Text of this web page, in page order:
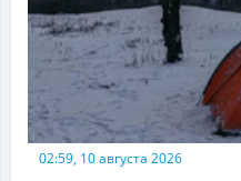
02:59, 10 августа 2026